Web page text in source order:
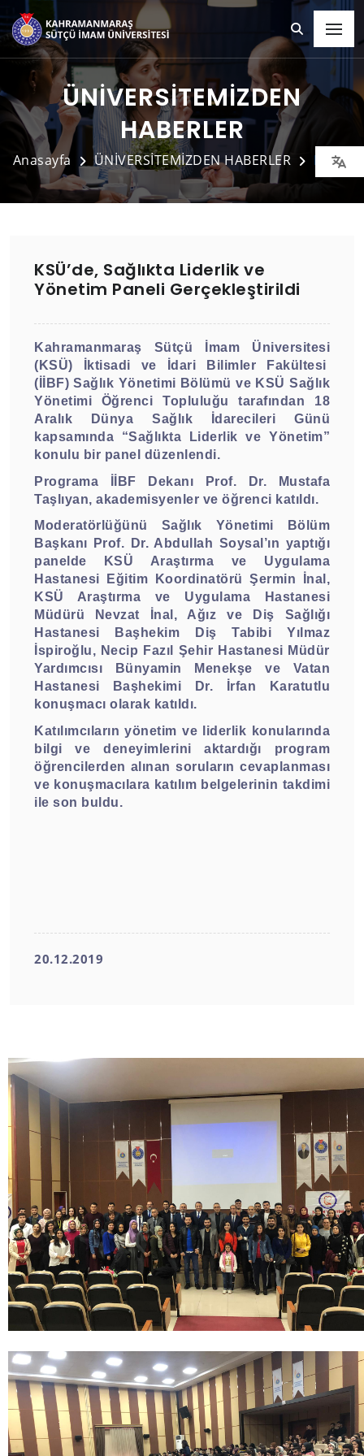
ÜNİVERSİTEMİZDEN
HABERLER
Anasayfa ÜNİVERSİTEMİZDEN HABERLER Detay
KSÜ’de, Sağlıkta Liderlik ve
Yönetim Paneli Gerçekleştirildi
Kahramanmaraş Sütçü İmam Üniversitesi
(KSÜ) İktisadi ve İdari Bilimler Fakültesi
(İİBF) Sağlık Yönetimi Bölümü ve KSÜ Sağlık
Yönetimi Öğrenci Topluluğu tarafından 18
Aralık Dünya Sağlık İdarecileri Günü
kapsamında “Sağlıkta Liderlik ve Yönetim”
konulu bir panel düzenlendi.
Programa İİBF Dekanı Prof. Dr. Mustafa
Taşlıyan, akademisyenler ve öğrenci katıldı.
Moderatörlüğünü Sağlık Yönetimi Bölüm
Başkanı Prof. Dr. Abdullah Soysal’ın yaptığı
panelde KSÜ Araştırma ve Uygulama
Hastanesi Eğitim Koordinatörü Şermin İnal,
KSÜ Araştırma ve Uygulama Hastanesi
Müdürü Nevzat İnal, Ağız ve Diş Sağlığı
Hastanesi Başhekim Diş Tabibi Yılmaz
İspiroğlu, Necip Fazıl Şehir Hastanesi Müdür
Yardımcısı Bünyamin Menekşe ve Vatan
Hastanesi Başhekimi Dr. İrfan Karatutlu
konuşmacı olarak katıldı.
Katılımcıların yönetim ve liderlik konularında
bilgi ve deneyimlerini aktardığı program
öğrencilerden alınan soruların cevaplanması
ve konuşmacılara katılım belgelerinin takdimi
ile son buldu.
20.12.2019